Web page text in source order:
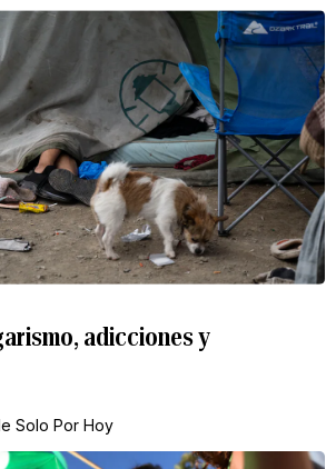
adicciones y
Solo Por Hoy